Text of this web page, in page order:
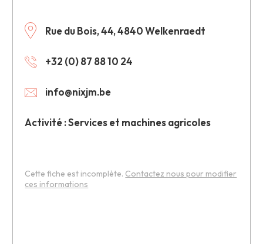
Rue du Bois, 44, 4840 Welkenraedt
+32 (0) 87 88 10 24
info@nixjm.be
Activité : Services et machines agricoles
Cette fiche est incomplète. Contactez nous pour modifier
ces informations